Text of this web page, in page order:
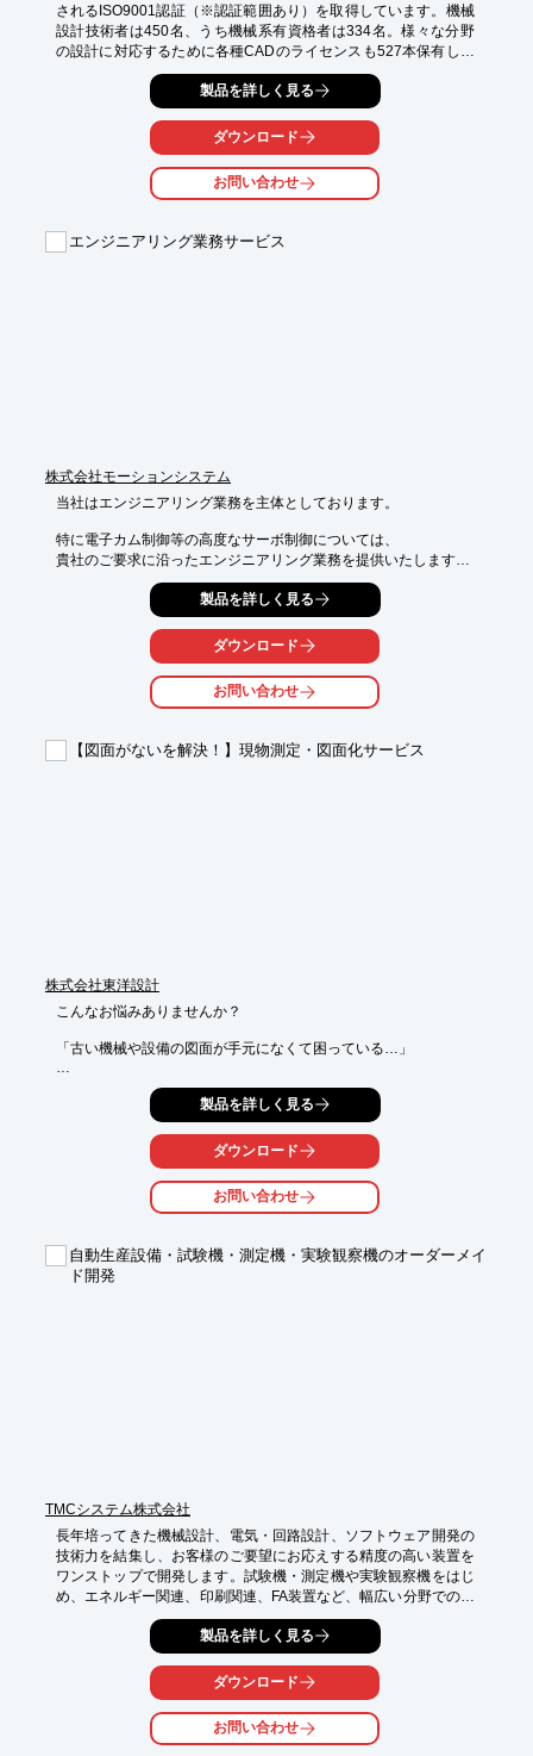
されるISO9001認証（※認証範囲あり）を取得しています。機械
設計技術者は450名、うち機械系有資格者は334名。様々な分野
の設計に対応するために各種CADのライセンスも527本保有して
設計者が足りない、初めての仕事で社内設計スキルが不足してい
る、繁忙期の受注を逃したくないので設計者が欲しい・設備を増
強したい・自動化したい、自動化で社員の負担を減らしたい。な
ど、お客様の多くのお悩みをアビリカの設計力で解決いたしま
サービスの種類は3種類
千葉・茨城・愛知・福岡
【受託による各種装置の設計と製作サービス（請負）】第一技術
製品を詳しく見る
ダウンロード
お問い合わせ
エンジニアリング業務サービス
株式会社モーションシステム
当社はエンジニアリング業務を主体としております。
特に電子カム制御等の高度なサーボ制御については、
貴社のご要求に沿ったエンジニアリング業務を提供いたします。
ご要望の際はお気軽にお問い合わせください。
■電気エンジニアが在籍していない機械設備メーカー様であれ
→システム構築から電気品納入までをおこないます。
■電気エンジニアがいるが時間的制約及び、サーボ制御の苦手な
→システム構築から詳細設計・立上げまで当社がサポートし
製品を詳しく見る
ダウンロード
お問い合わせ
【図面がないを解決！】現物測定・図面化サービス
株式会社東洋設計
こんなお悩みありませんか？
「古い機械や設備の図面が手元になくて困っている…」
「部品の修理や交換に必要な図面が見つからない…」
「製造元が不明、または既に廃業してしまって、機械や部品の調
達が難しい…」
「工場内のレイアウト変更を検討しているが、正確な設備図面が
す。KEYENCE（キーエンス）製三次元測定器を活用し、お客様
がお持ちの現物（機械本体、設備、部品など）から高精度な三次
製品を詳しく見る
ダウンロード
お問い合わせ
自動生産設備・試験機・測定機・実験観察機のオーダーメイ
ド開発
TMCシステム株式会社
長年培ってきた機械設計、電気・回路設計、ソフトウェア開発の
技術力を結集し、お客様のご要望にお応えする精度の高い装置を
ワンストップで開発します。試験機・測定機や実験観察機をはじ
め、エネルギー関連、印刷関連、FA装置など、幅広い分野での実
〇企画から設計・開発までワンストップで対応可能
〇長年培ってきた設計ノウハウを生かした、高品質な装置開発
詳しくはお問い合わせ、またはカタログをダウンロードしてくだ
製品を詳しく見る
ダウンロード
お問い合わせ